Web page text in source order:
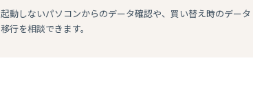
起動しないパソコンからのデータ確認や、買い替え時のデータ
移行を相談できます。